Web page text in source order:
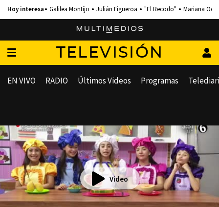
Galilea Montijo Julián Figueroa "El Recodo" Mariana
TELEVISIÓN
EN VIVO RADIO Últimos Videos Programas
Video